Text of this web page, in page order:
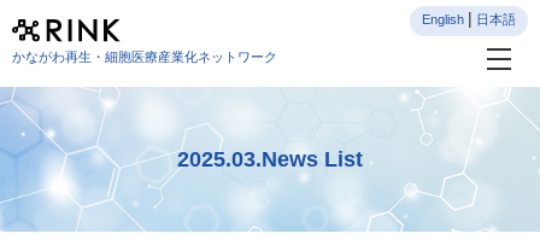
かながわ再生・細胞医療産業化ネットワーク
English 日本語
2025.03.News List